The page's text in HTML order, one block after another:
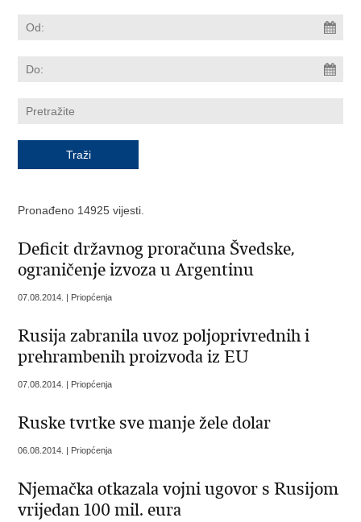
Pronađeno 14925 vijesti.
Deficit državnog proračuna Švedske,
ograničenje izvoza u Argentinu
07.08.2014. | Priopćenja
Rusija zabranila uvoz poljoprivrednih i
prehrambenih proizvoda iz EU
07.08.2014. | Priopćenja
Ruske tvrtke sve manje žele dolar
06.08.2014. | Priopćenja
Njemačka otkazala vojni ugovor s Rusijom
vrijedan 100 mil. eura